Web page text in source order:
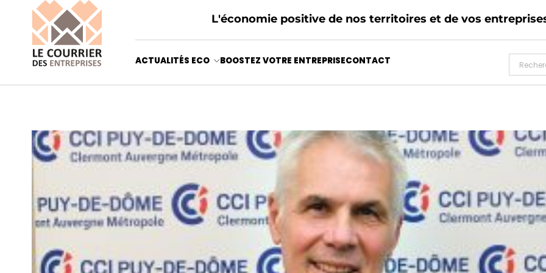
L'économie positive de nos territoires et de vos
ACTUALITÉS ECO BOOSTEZ VOTRE ENTREPRISECONTACT